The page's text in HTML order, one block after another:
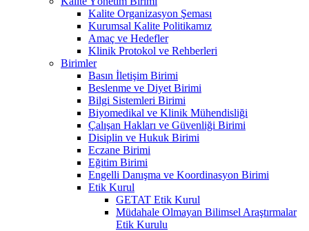
Kalite Organizasyon Şeması
Kurumsal Kalite Politikamız
Amaç ve Hedefler
Klinik Protokol ve Rehberleri
Birimler
Basın İletişim Birimi
Beslenme ve Diyet Birimi
Bilgi Sistemleri Birimi
Biyomedikal ve Klinik Mühendisliği
Çalışan Hakları ve Güvenliği Birimi
Disiplin ve Hukuk Birimi
Eczane Birimi
Eğitim Birimi
Engelli Danışma ve Koordinasyon Birimi
Etik Kurul
GETAT Etik Kurul
Müdahale Olmayan Bilimsel Araştırmalar
Etik Kurulu